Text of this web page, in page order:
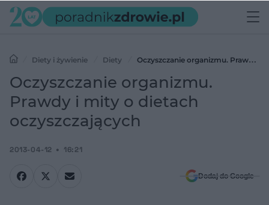
Diety i żywienie Diety
Oczyszczanie organizmu. Prawdy i
mity o dietach oczyszczających
Oczyszczanie organizmu.
Prawdy i mity o dietach
oczyszczających
2013-04-12 16:21
Dodaj do Google